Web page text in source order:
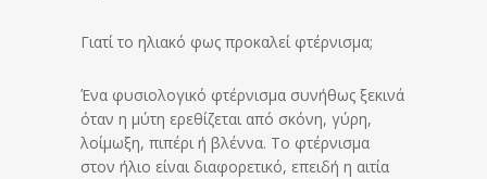
Γιατί το ηλιακό φως προκαλεί φτέρνισμα;
Ένα φυσιολογικό φτέρνισμα συνήθως ξεκινά
όταν η μύτη ερεθίζεται από σκόνη, γύρη,
λοίμωξη, πιπέρι ή βλέννα. Το φτέρνισμα
στον ήλιο είναι διαφορετικό, επειδή η αιτία